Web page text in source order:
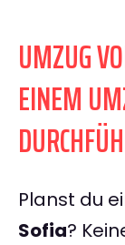
UMZUG
EINEM
Planst du
Sofia?